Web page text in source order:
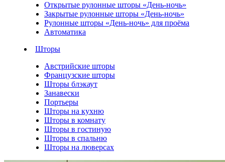
Открытые рулонные шторы «День-ночь»
Закрытые рулонные шторы «День-ночь»
Рулонные шторы «День-ночь» для проёма
Автоматика
Шторы
Австрийские шторы
Французские шторы
Шторы блэкаут
Занавески
Портьеры
Шторы на кухню
Шторы в комнату
Шторы в гостиную
Шторы в спальню
Шторы на люверсах